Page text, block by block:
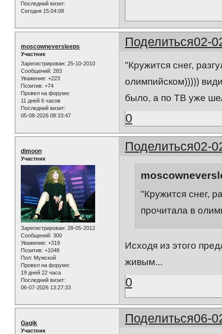
Последний визит:
Сегодня 15:04:08
Поделиться02-
moscowneversleeps
Участник
Зарегистрирован: 25-10-2010
Сообщений: 283
Уважение: +223
Позитив: +74
Провел на форуме:
11 дней 6 часов
Последний визит:
05-08-2026 08:33:47
"Кружится снег,
олимпийском)))))
было, а по ТВ уже
0
Поделиться02-
dimoon
Участник
Зарегистрирован: 28-05-2012
Сообщений: 300
Уважение: +319
Позитив: +1048
Пол: Мужской
Провел на форуме:
19 дней 22 часа
Последний визит:
06-07-2026 13:27:33
"Кружится снег,
прочитала в
Исходя из этого
живым...
0
Поделиться06-
Gagik
Участник